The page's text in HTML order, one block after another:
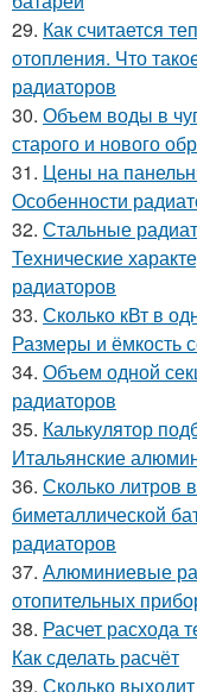
29. Как считается
отопления. Что
радиаторов
30. Объем воды в
старого и нового
31. Цены на
Особенности
32. Стальные
Технические
радиаторов
33. Сколько кВт в
Размеры и ёмкость
34. Объем одной
радиаторов
35. Калькулятор
Итальянские
36. Сколько литров
биметаллической
радиаторов
37. Алюминиевые
отопительных
38. Расчет расхода
Как сделать расчёт
39. Сколько